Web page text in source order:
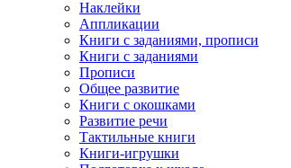
Наклейки
Аппликации
Книги с заданиями, прописи
Книги с заданиями
Прописи
Общее развитие
Книги с окошками
Развитие речи
Тактильные книги
Книги-игрушки